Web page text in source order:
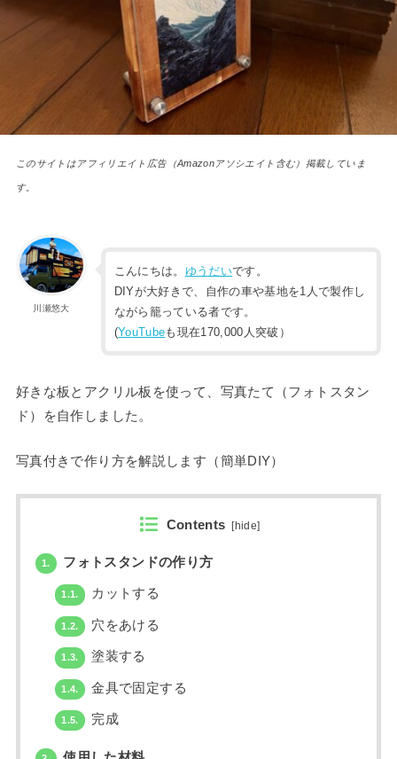
このサイトはアフィリエイト広告（Amazonアソシエイト含む）掲載していま
す。
川瀬悠大
こんにちは。 ゆうだいです。
DIYが大好きで、自作の車や基地を1人で製作し
ながら籠っている者です。
(YouTubeも現在170,000人突破）
好きな板とアクリル板を使って、写真たて（フォトスタン
ド）を自作しました。
写真付きで作り方を解説します（簡単DIY）
Contents [hide]
1. フォトスタンドの作り方
1.1. カットする
1.2. 穴をあける
1.3. 塗装する
1.4. 金具で固定する
1.5. 完成